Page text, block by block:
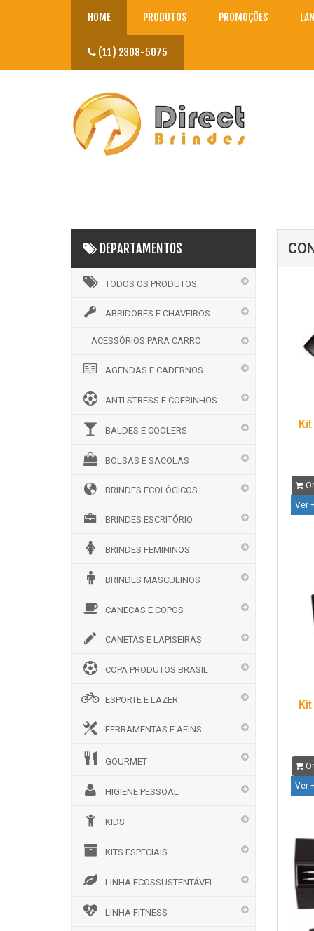
HOME PRODUTOS PROMOÇÕES
(11) 2308-5075
DEPARTAMENTOS
TODOS OS PRODUTOS
ABRIDORES E CHAVEIROS
ACESSÓRIOS PARA CARRO
AGENDAS E CADERNOS
ANTI STRESS E COFRINHOS
BALDES E COOLERS
BOLSAS E SACOLAS
BRINDES ECOLÓGICOS
BRINDES ESCRITÓRIO
BRINDES FEMININOS
BRINDES MASCULINOS
CANECAS E COPOS
CANETAS E LAPISEIRAS
COPA PRODUTOS BRASIL
ESPORTE E LAZER
FERRAMENTAS E AFINS
GOURMET
HIGIENE PESSOAL
KIDS
KITS ESPECIAIS
LINHA ECOSSUSTENTÁVEL
LINHA FITNESS
Ver
Ver